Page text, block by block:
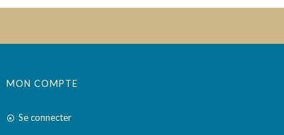
MON COMPTE
Se connecter